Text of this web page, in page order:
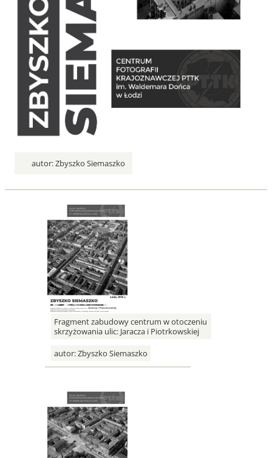
autor:Zbyszko Siemaszko
Fragment zabudowy centrum w otoczeniu
skrzyżowania ulic: Jaracza i Piotrkowskiej
autor:Zbyszko Siemaszko